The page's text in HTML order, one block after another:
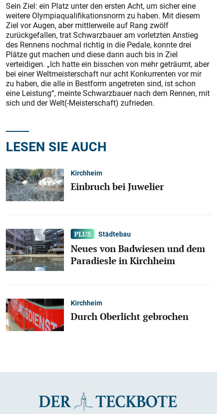
Sein Ziel: ein Platz unter den ersten Acht, um sicher eine
weitere Olympiaqualifikationsnorm zu haben. Mit diesem
Ziel vor Augen, aber mittlerweile auf Rang zwölf
zurückgefallen, trat Schwarzbauer am vorletzten Anstieg
des Rennens nochmal richtig in die Pedale, konnte drei
Plätze gut machen und diese dann auch bis in Ziel
verteidigen. „Ich hatte ein bisschen von mehr geträumt, aber
bei einer Weltmeisterschaft nur acht Konkurrenten vor mir
zu haben, die alle in Bestform angetreten sind, ist schon
eine Leistung“, meinte Schwarzbauer nach dem Rennen, mit
sich und der Welt(-Meisterschaft) zufrieden.
LESEN SIE AUCH
Kirchheim
Einbruch bei Juwelier
Städtebau
Neues von Badwiesen und dem
Paradiesle in Kirchheim
Kirchheim
Durch Oberlicht gebrochen